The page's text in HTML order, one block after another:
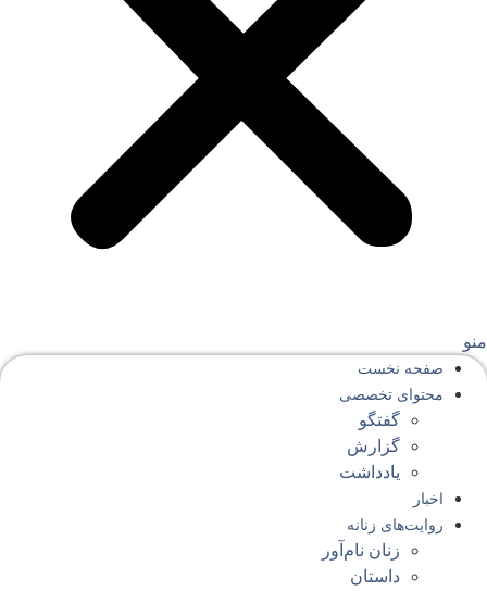
صفحه‌ نخست
محتوای‌ تخصصی
گفتگو
گزارش
یادداشت
اخبار
روایت‌های زنانه
زنان نام‌آور
داستان